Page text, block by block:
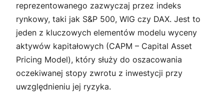
reprezentowanego zazwyczaj przez indeks
rynkowy, taki jak S&P 500, WIG czy DAX. Jest to
jeden z kluczowych elementów modelu wyceny
aktywów kapitałowych (CAPM – Capital Asset
Pricing Model), który służy do oszacowania
oczekiwanej stopy zwrotu z inwestycji przy
uwzględnieniu jej ryzyka.